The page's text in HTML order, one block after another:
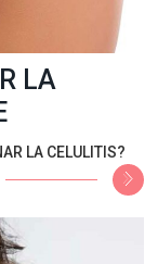
LA
LA CELULITIS?